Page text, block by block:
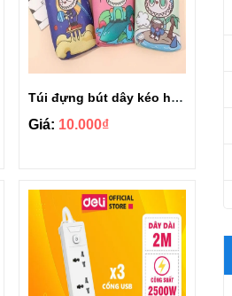
Túi đựng bút dây kéo hoạ tiết hình Labubu siêu hot
Giá: 10.000₫